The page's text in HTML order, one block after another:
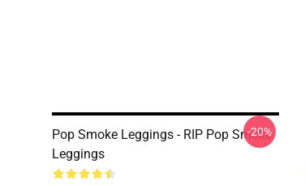
Pop Smoke Leggings - RIP Pop Smoke
Leggings
-20%